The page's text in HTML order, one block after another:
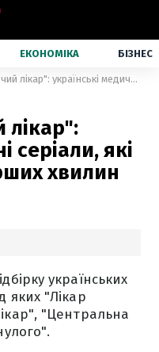
ЕКОНОМІКА БІЗНЕС
Не лише "Жіночий лікар": українські медичні серіали, які захоплюють з перших хвилин
серіали, які
хвилин
українських
яких "Лікар
"Центральна